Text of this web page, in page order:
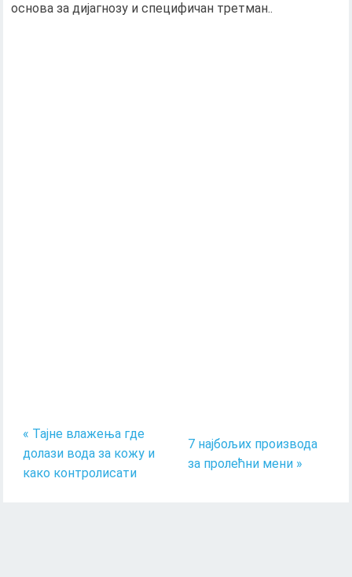
основа за дијагнозу и специфичан третман..
« Тајне влажења где
долази вода за кожу и
како контролисати
7 најбољих производа
за пролећни мени »